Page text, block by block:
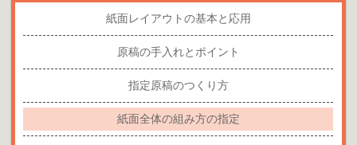
紙面レイアウトの基本と応用
原稿の手入れとポイント
指定原稿のつくり方
紙面全体の組み方の指定